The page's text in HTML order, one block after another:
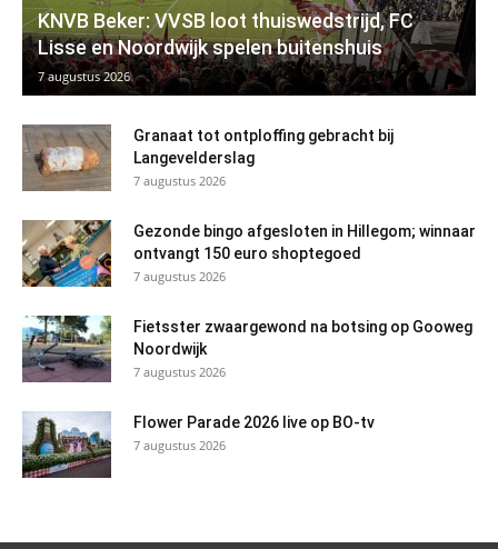
KNVB Beker: VVSB loot thuiswedstrijd, FC
Lisse en Noordwijk spelen buitenshuis
7 augustus 2026
Granaat tot ontploffing gebracht bij
Langevelderslag
7 augustus 2026
Gezonde bingo afgesloten in Hillegom; winnaar
ontvangt 150 euro shoptegoed
7 augustus 2026
Fietsster zwaargewond na botsing op Gooweg
Noordwijk
7 augustus 2026
Flower Parade 2026 live op BO-tv
7 augustus 2026